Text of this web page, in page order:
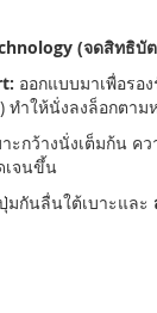
(จดสิทธิบั
ออกแบบมาเพื่อรอ
ทำให้นั่งลงล็อกตาม
าะกว้างนั่งเต็มก้น
เจนขึ้น
มกันลื่นใต้เบาะและ